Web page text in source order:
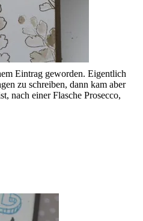
Eintrag geworden. Eigentlich
zu schreiben, dann kam aber
nach einer Flasche Prosecco,